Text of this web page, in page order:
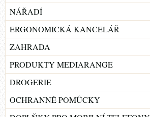
NÁŘADÍ
ERGONOMICKÁ KANCELÁŘ
ZAHRADA
PRODUKTY MEDIARANGE
DROGERIE
OCHRANNÉ POMŮCKY